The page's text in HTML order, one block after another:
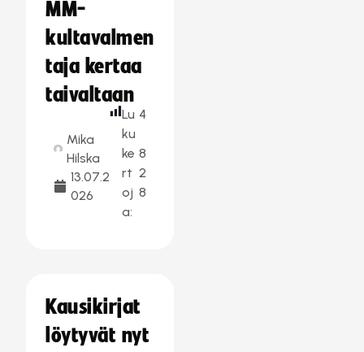
MM-
kultavalmen
taja kertaa
taivaltaan
Mika
Hilska
13.07.2
026
Lu
ku
ke
rt
oj
a:
4
8
2
8
Kausikirjat
löytyvät nyt